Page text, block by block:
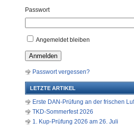
Passwort
Angemeldet bleiben
Anmelden
Passwort vergessen?
LETZTE ARTIKEL
Erste DAN-Prüfung an der frischen
TKD-Sommerfest 2026
1. Kup-Prüfung 2026 am 26. Juli